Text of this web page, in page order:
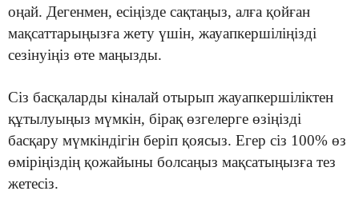
оңай. Дегенмен, есіңізде сақтаңыз, алға қойған
мақсаттарыңызға жету үшін, жауапкершіліңізді
сезінуіңіз өте маңызды.
Сіз басқаларды кіналай отырып жауапкершіліктен
құтылуыңыз мүмкін, бірақ өзгелерге өзіңізді
басқару мүмкіндігін беріп қоясыз. Егер сіз 100% өз
өміріңіздің қожайыны болсаңыз мақсатыңызға тез
жетесіз.